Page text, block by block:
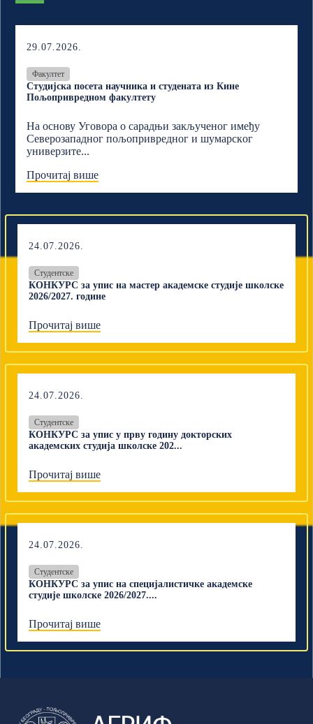
29.07.2026.
Факултет
Студијска посета научника и студената из Кине
Пољопривредном факултету
На основу Уговора о сарадњи закљученог имеђу
Северозападног пољопривредног и шумарскoг
универзите...
Прочитај више
24.07.2026.
Студентске
КОНКУРС за упис на мастер академске студије школске
2026/2027. године
Прочитај више
24.07.2026.
Студентске
КОНКУРС за упис у прву годину докторских
академских студија школске 202...
Прочитај више
24.07.2026.
Студентске
КОНКУРС за упис на специјалистичке академске
студије школске 2026/2027....
Прочитај више